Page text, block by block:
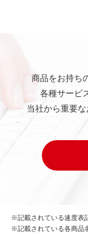
商品をお持ち
各種サービ
当社から重要
※記載されている速度表
※記載されている各商品